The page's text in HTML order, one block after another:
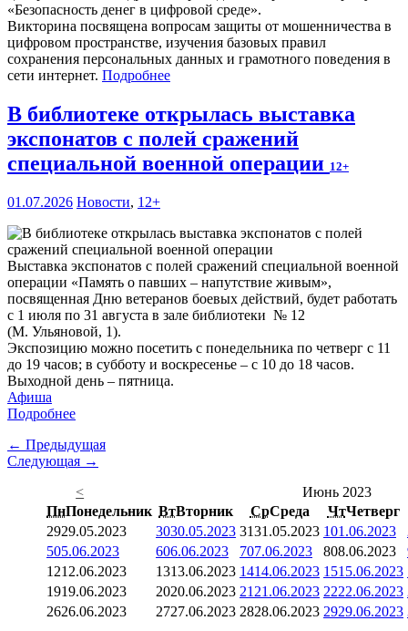
«Безопасность денег в цифровой среде».
Викторина посвящена вопросам защиты от мошенничества в
цифровом пространстве, изучения базовых правил
сохранения персональных данных и грамотного поведения в
сети интернет. Подробнее
В библиотеке открылась выставка
экспонатов с полей сражений
специальной военной операции 12+
01.07.2026 Новости, 12+
Выставка экспонатов с полей сражений специальной военной
операции «Память о павших – напутствие живым»,
посвященная Дню ветеранов боевых действий, будет работать
с 1 июля по 31 августа в зале библиотеки № 12
(М. Ульяновой, 1).
Экспозицию можно посетить с понедельника по четверг с 11
до 19 часов; в субботу и воскресенье – с 10 до 18 часов.
Выходной день – пятница.
Афиша
Подробнее
← Предыдущая
Следующая →
<
Июнь 2023
ПнПонедельник ВтВторник СрСреда ЧтЧетверг
2929.05.2023 3030.05.2023 3131.05.2023 101.06.2023
505.06.2023 606.06.2023 707.06.2023 808.06.2023
1212.06.2023 1313.06.2023 1414.06.2023 1515.06.2023
1919.06.2023 2020.06.2023 21 21.06.2023 2222.06.2023
2626.06.2023 2727.06.2023 2828.06.2023 2929.06.2023